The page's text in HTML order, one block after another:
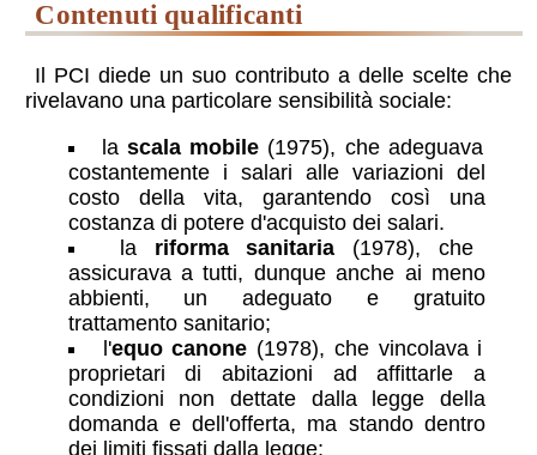
contenuti qualificanti
Il PCI diede un suo contributo a delle scelte che
rivelavano una particolare sensibilità sociale:
la scala mobile (1975), che adeguava
costantemente i salari alle variazioni del
costo della vita, garantendo così una
costanza di potere d'acquisto dei salari.
la riforma sanitaria (1978), che
assicurava a tutti, dunque anche ai meno
abbienti, un adeguato e gratuito
trattamento sanitario;
l'equo canone (1978), che vincolava i
proprietari di abitazioni ad affittarle a
condizioni non dettate dalla legge della
domanda e dell'offerta, ma stando dentro
dei limiti fissati dalla legge;